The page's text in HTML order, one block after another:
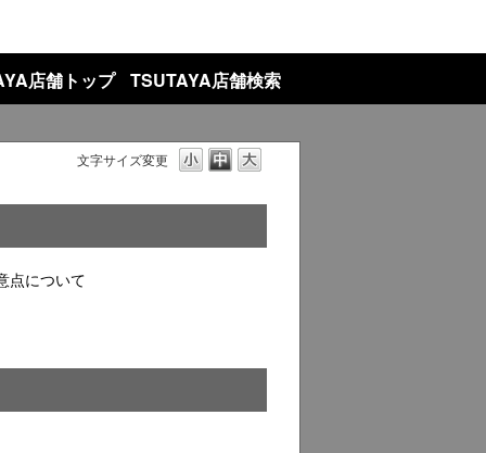
店舗トップ TSUTAYA店舗検索
文字サイズ変更
点について